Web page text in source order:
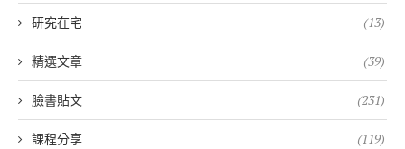
研究在宅 (13)
精選文章 (39)
臉書貼文 (231)
課程分享 (119)